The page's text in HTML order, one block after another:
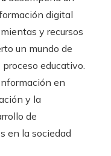
digital
y recursos
un mundo de
educativo.
en
y la
de
en la sociedad